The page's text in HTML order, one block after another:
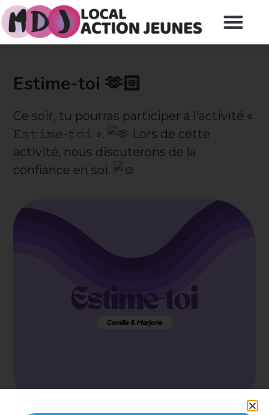
Estime-toi 🫶🏻
Ce soir, tu pourras participer à l’activité «
𝙴𝚜𝚝𝚒𝚖𝚎-𝚝𝚘𝚒 ».
Lors de cette
activité, nous discuterons de la
confiance en soi.